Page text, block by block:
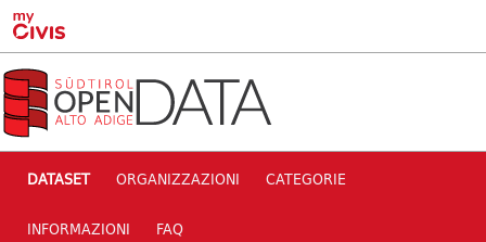
Skip to main content
DATASET ORGANIZZAZIONI CATEGORIE
INFORMAZIONI FAQ